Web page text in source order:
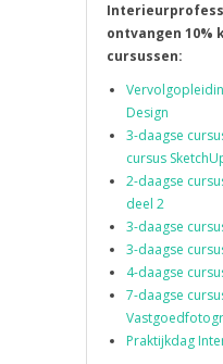
ontvangen 10%
cursussen:
Design
3-daagse
cursus
2-daagse
deel 2
3-daagse
3-daagse
4-daagse
7-daagse
Praktijkdag